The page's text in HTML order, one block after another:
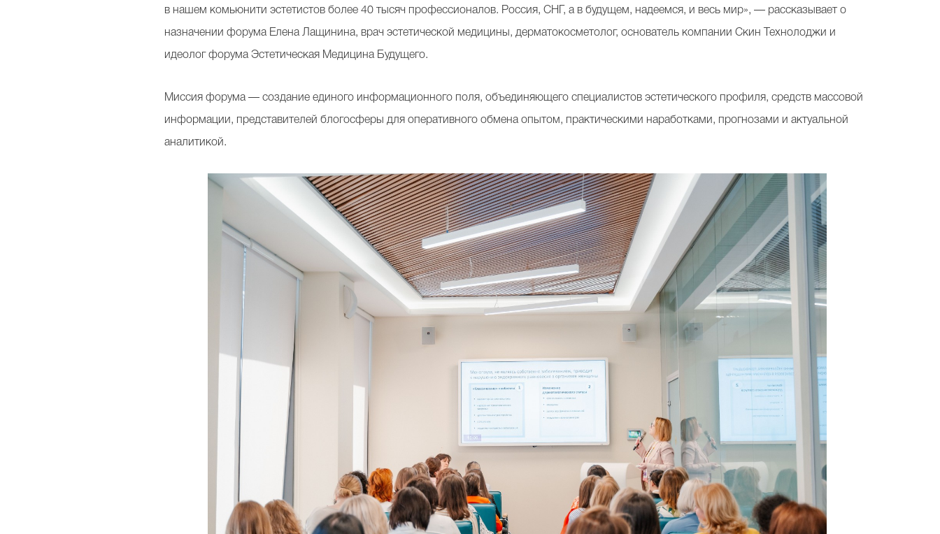
в нашем комьюнити эстетистов более 40 тысяч профессионалов. Россия, СНГ, а в будущем, надеемся, и весь мир», — рассказывает о
назначении форума Елена Лащинина, врач эстетической медицины, дерматокосметолог, основатель компании Скин Технолоджи и
идеолог форума Эстетическая Медицина Будущего.
Миссия форума — создание единого информационного поля, объединяющего специалистов эстетического профиля, средств массовой
информации, представителей блогосферы для оперативного обмена опытом, практическими наработками, прогнозами и актуальной
аналитикой.